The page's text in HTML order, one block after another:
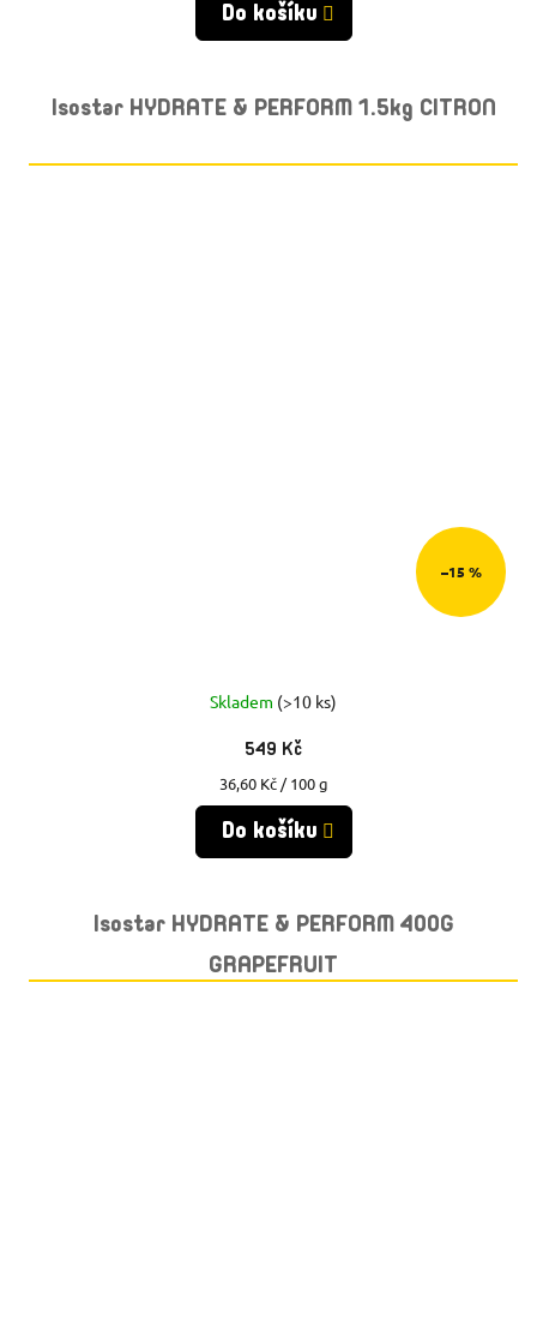
Do košíku
Isostar HYDRATE & PERFORM 1.5kg CITRON
–15 %
Skladem (>10 ks)
549 Kč
Měrná
cena:
36,60 Kč / 100 g
Do košíku
Isostar HYDRATE & PERFORM 400G
GRAPEFRUIT